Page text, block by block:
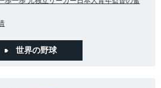
世界の野球